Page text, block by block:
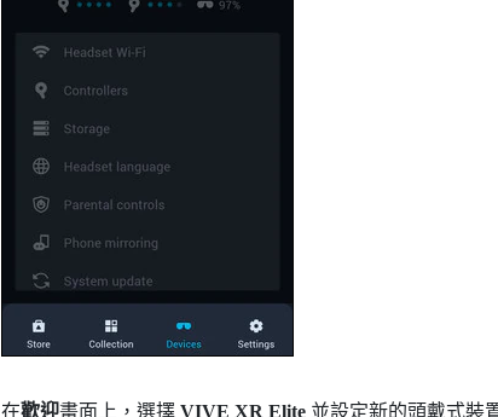
在歡迎畫面上，選擇 VIVE XR Elite並設定新的頭戴式裝